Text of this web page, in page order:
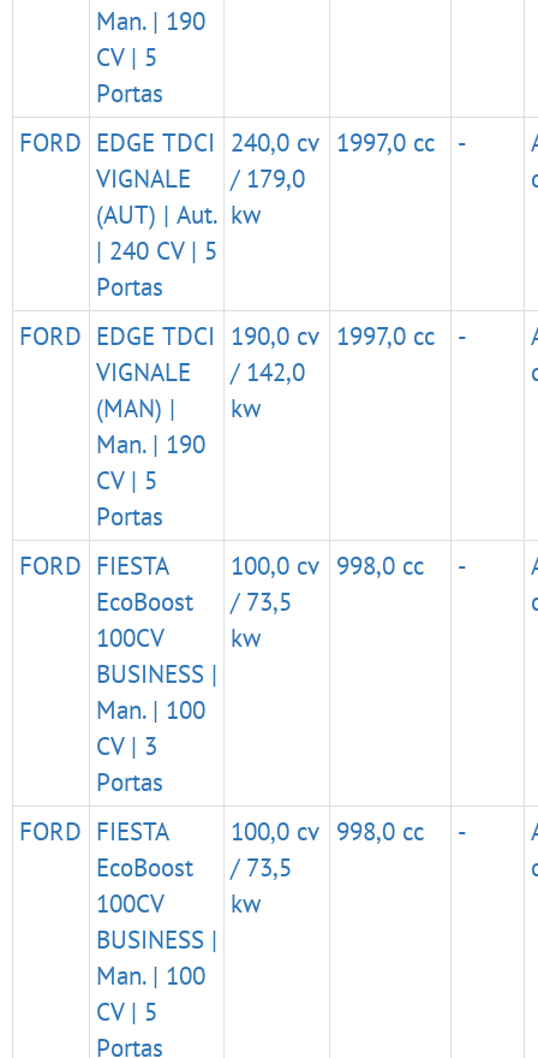
Man. | 190
CV | 5
Portas
FORD EDGE TDCI
VIGNALE
(AUT) | Aut.
| 240 CV | 5
Portas
240,0 cv
/ 179,0
kw
1997,0 cc -
FORD EDGE TDCI
VIGNALE
(MAN) |
Man. | 190
CV | 5
Portas
190,0 cv
/ 142,0
kw
1997,0 cc -
FORD FIESTA
EcoBoost
100CV
BUSINESS |
Man. | 100
CV | 3
Portas
100,0 cv
/ 73,5
kw
998,0 cc -
FORD FIESTA
EcoBoost
100CV
BUSINESS |
Man. | 100
CV | 5
Portas
100,0 cv
/ 73,5
kw
998,0 cc -